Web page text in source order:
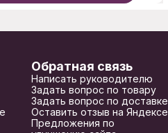
Обратная связь
Написать руководителю
Задать вопрос по товару
Задать вопрос по доставке
Оставить отзыв на Яндексе
Предложения по